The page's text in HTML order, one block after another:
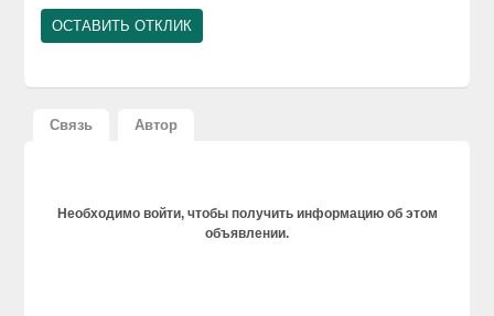
Связь Автор
Необходимо войти, чтобы получить информацию об этом
объявлении.